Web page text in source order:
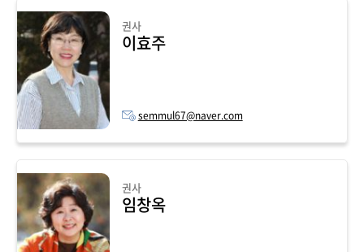
권사
이효주
semmul67@naver.com
권사
임창옥